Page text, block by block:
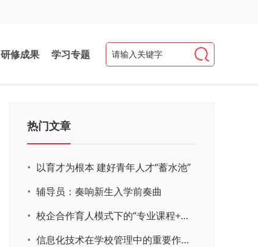
研修成果 学习专题
热门文章
• 以育才为根本 建好青年人才“蓄水池”
• 辅导员：奏响新生入学前奏曲
•
校企合作育人模式下的“专业课程+思政教育+党建活动”交叉融合的课程思政教学探索与实践
•
信息化技术在学校管理中的重要作用 ——以贵州省威宁民族中学和校园使用等为例